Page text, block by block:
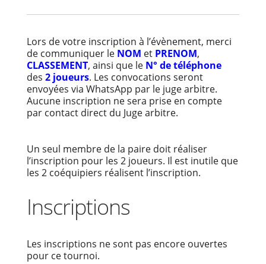
Lors de votre inscription à l’évènement, merci
de communiquer le NOM et PRENOM,
CLASSEMENT, ainsi que le N° de téléphone
des 2 joueurs. Les convocations seront
envoyées via WhatsApp par le juge arbitre.
Aucune inscription ne sera prise en compte
par contact direct du Juge arbitre.
Un seul membre de la paire doit réaliser
l’inscription pour les 2 joueurs. Il est inutile que
les 2 coéquipiers réalisent l’inscription.
Inscriptions
Les inscriptions ne sont pas encore ouvertes
pour ce tournoi.